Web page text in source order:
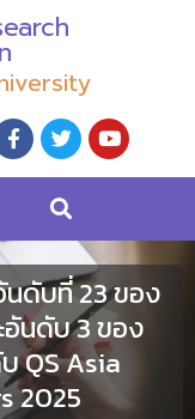
นดับที่ 23 ของ
อันดับ 3 ของ
QS Asia
2025